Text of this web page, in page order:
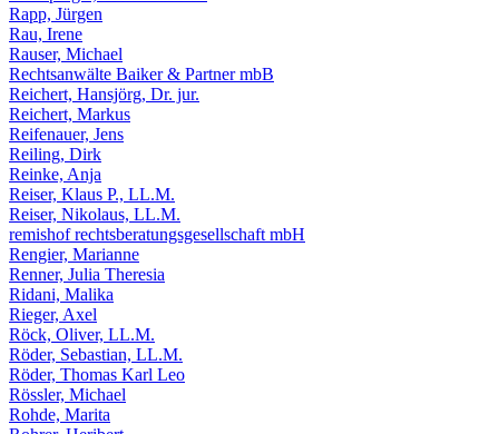
Rapp, Jürgen
Rau, Irene
Rauser, Michael
Rechtsanwälte Baiker & Partner mbB
Reichert, Hansjörg, Dr. jur.
Reichert, Markus
Reifenauer, Jens
Reiling, Dirk
Reinke, Anja
Reiser, Klaus P., LL.M.
Reiser, Nikolaus, LL.M.
remishof rechtsberatungsgesellschaft mbH
Rengier, Marianne
Renner, Julia Theresia
Ridani, Malika
Rieger, Axel
Röck, Oliver, LL.M.
Röder, Sebastian, LL.M.
Röder, Thomas Karl Leo
Rössler, Michael
Rohde, Marita